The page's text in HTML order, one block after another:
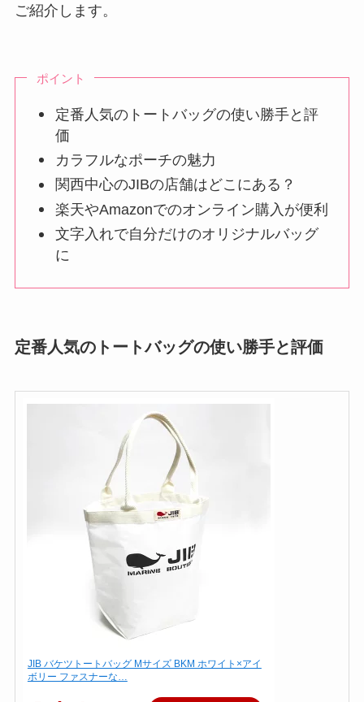
ご紹介します。
ポイント
定番人気のトートバッグの使い勝手と評
価
カラフルなポーチの魅力
関西中心のJIBの店舗はどこにある？
楽天やAmazonでのオンライン購入が便利
文字入れで自分だけのオリジナルバッグ
に
定番人気のトートバッグの使い勝手と評価
JIB バケツトートバッグ Mサイズ BKM ホワイト×アイ
ボリー ファスナーな…